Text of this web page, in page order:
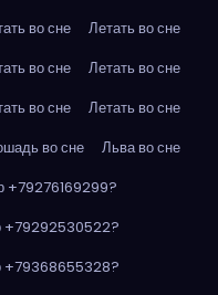
во сне
Летать во сне
во сне
Летать во сне
во сне
Летать во сне
во сне
Льва во сне
+79276169299?
+79292530522?
+79368655328?